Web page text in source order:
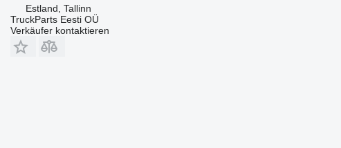
Estland, Tallinn
TruckParts Eesti OÜ
Verkäufer kontaktieren